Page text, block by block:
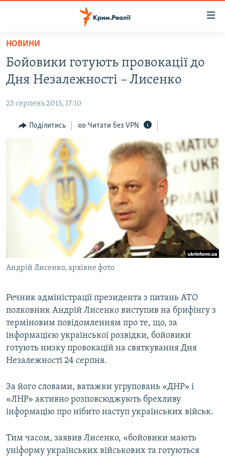
Перейти
основного
матеріалу
до
навігації
Перейти
ПОЛІТИКА
БЛОГИ
ВСЕ ЗА ДЕНЬ
СПЕЦПРОЕКТИ
ДЕПОРТАЦІЯ
ВІДЕОУРОКИ «ELIFBE»
СВІДЧЕННЯ ОКУПАЦІЇ
УКРАЇНСЬКА ПРОБЛЕМА КРИМУ
ЯК ОБІЙТИ БЛОКУВАННЯ
Qırımtatar
Усі сайти RFE/RL
НОВИНИ
Бойовики готують провокації до
Дня Незалежності – Лисенко
23 серпень 2015, 17:10
Поділитись Читати без VPN
Андрій Лисенко, архівне фото
Речник адміністрації президента з питань АТО
полковник Андрій Лисенко виступив на брифінгу з
терміновим повідомленням про те, що, за
інформацією української розвідки, бойовики
готують низку провокацій на святкування Дня
Незалежності 24 серпня.
За його словами, ватажки угруповань «ДНР» і
«ЛНР» активно розповсюджують брехливу
інформацію про нібито наступ українських військ.
Тим часом, заявив Лисенко, «бойовики мають
уніформу українських військових та готуються